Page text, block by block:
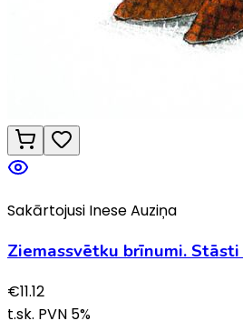
Sakārtojusi Inese Auziņa
Ziemassvētku brīnumi.
€11.12
t.sk. PVN 5%